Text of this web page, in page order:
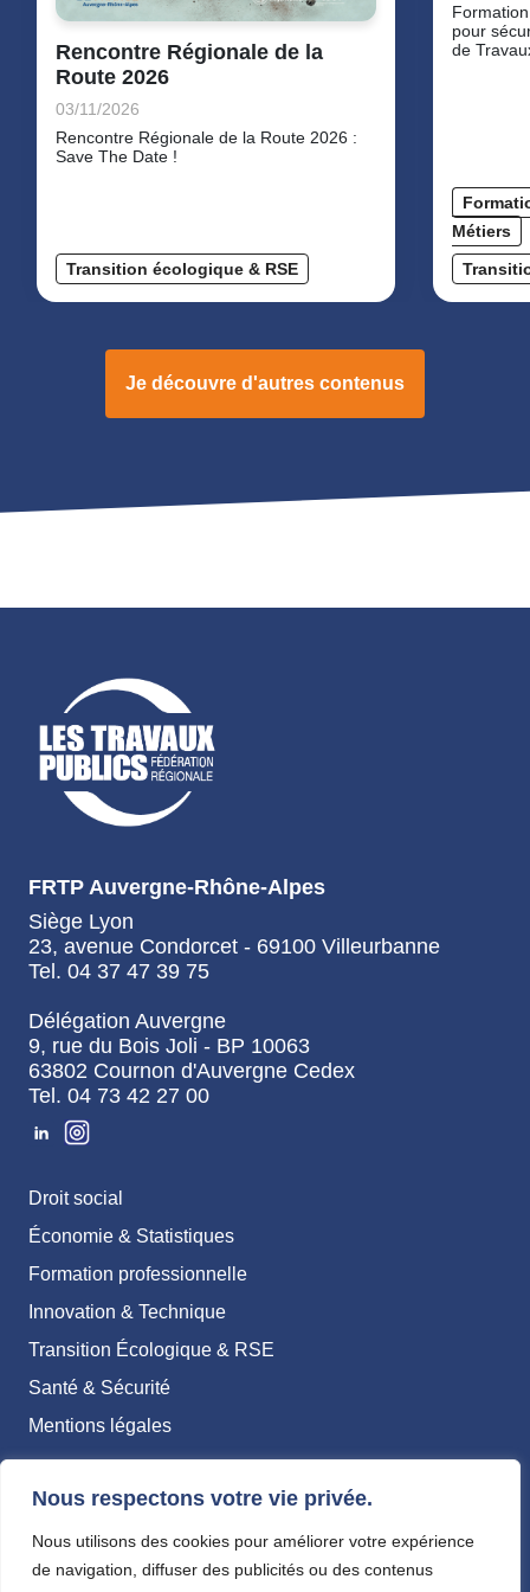
Nous respectons votre vie privée.
Nous utilisons des cookies pour améliorer votre expérience
de navigation, diffuser des publicités ou des contenus
Rencontre Régionale de la
Route 2026
03/11/2026
Rencontre Régionale de la Route 2026 :
Save The Date !
Transition écologique & RSE
pour
de
Métiers
Je découvre d'autres contenus
FRTP Auvergne-Rhône-Alpes
Siège Lyon
23, avenue Condorcet - 69100 Villeurbanne
Tel. 04 37 47 39 75
Délégation Auvergne
9, rue du Bois Joli - BP 10063
63802 Cournon d'Auvergne Cedex
Tel. 04 73 42 27 00
Droit social
Économie & Statistiques
Formation professionnelle
Innovation & Technique
Transition Écologique & RSE
Santé & Sécurité
Mentions légales